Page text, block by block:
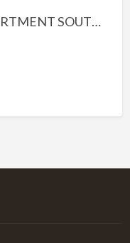
SERVICE APARTMENT SOUTH RESIDENCE